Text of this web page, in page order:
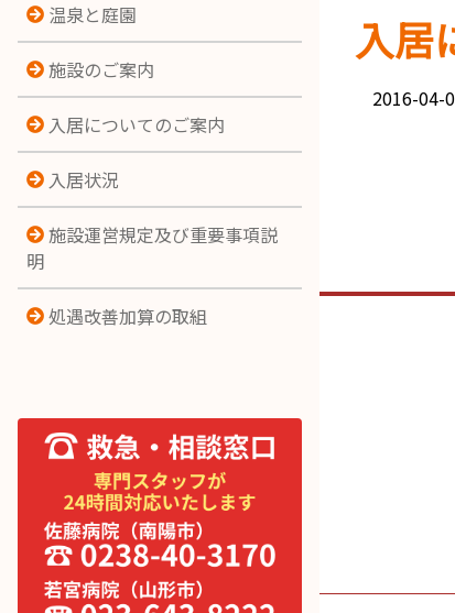
温泉と庭園
施設のご案内
入居についてのご案内
入居状況
施設運営規定及び重要事項説
明
処遇改善加算の取組
入居
2016-04-